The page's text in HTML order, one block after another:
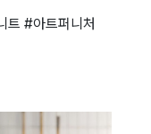
트 #아트퍼니처